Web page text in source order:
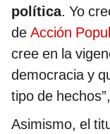
política. Yo
de Acción
cree en la
democracia y
tipo de
Asimismo, el